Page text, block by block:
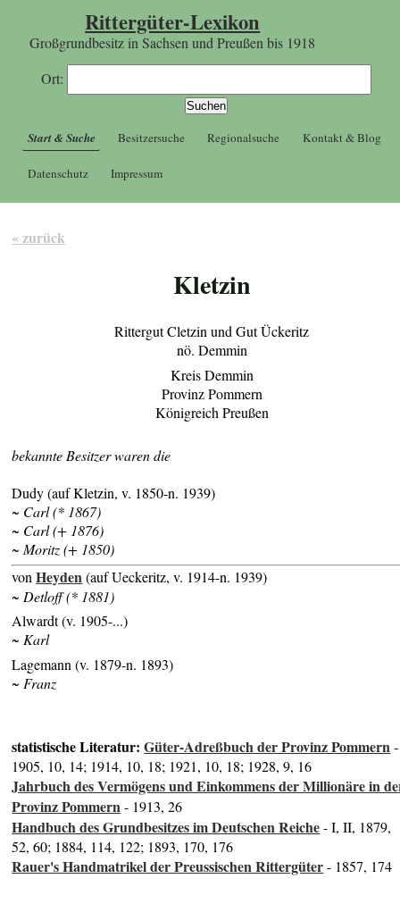
Rittergüter-Lexikon
Großgrundbesitz in Sachsen und Preußen bis 1918
Ort:
Start & Suche Besitzersuche Regionalsuche Kontakt & Blog
Datenschutz Impressum
« zurück
Kletzin
Rittergut Cletzin und Gut Ückeritz
nö. Demmin
Kreis Demmin
Provinz Pommern
Königreich Preußen
bekannte Besitzer waren die
Dudy (auf Kletzin, v. 1850-n. 1939)
~ Carl (* 1867)
~ Carl (+ 1876)
~ Moritz (+ 1850)
vonHeyden(auf Ueckeritz, v. 1914-n. 1939)
~ Detloff (* 1881)
Alwardt (v. 1905-...)
~ Karl
Lagemann (v. 1879-n. 1893)
~ Franz
statistische Literatur:Güter-Adreßbuch der Provinz Pommern-
1905, 10, 14; 1914, 10, 18; 1921, 10, 18; 1928, 9, 16
Jahrbuch des Vermögens und Einkommens der Millionäre in
Provinz Pommern- 1913, 26
Handbuch des Grundbesitzes im Deutschen Reiche- I, II, 1879,
52, 60; 1884, 114, 122; 1893, 170, 176
Rauer's Handmatrikel der Preussischen Rittergüter- 1857, 174